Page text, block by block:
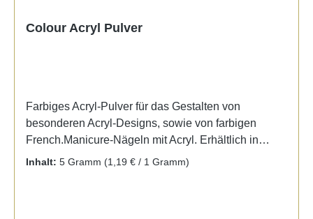
Colour Acryl Pulver
Farbiges Acryl-Pulver für das Gestalten von
besonderen Acryl-Designs, sowie von farbigen
French.Manicure-Nägeln mit Acryl. Erhältlich in
verschiendenen Farben mit und ohne Glitter-Effekt.
Inhalt: 5 Gramm (1,19 € / 1 Gramm)